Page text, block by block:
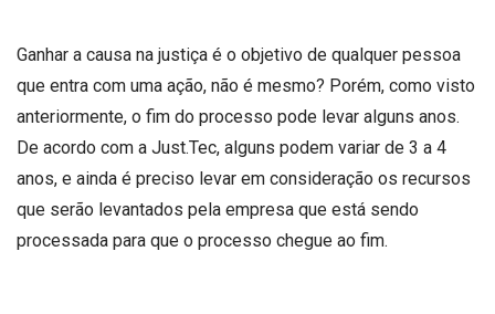
Ganhar a causa na justiça é o objetivo de qualquer pessoa
que entra com uma ação, não é mesmo? Porém, como visto
anteriormente, o fim do processo pode levar alguns anos.
De acordo com a Just.Tec, alguns podem variar de 3 a 4
anos, e ainda é preciso levar em consideração os recursos
que serão levantados pela empresa que está sendo
processada para que o processo chegue ao fim.